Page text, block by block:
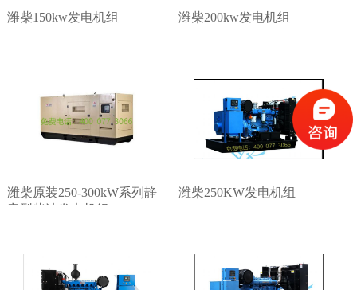
潍柴150kw发电机组 潍柴200kw发电机组
潍柴原装250-300kW系列静
音型柴油发电机组
潍柴250KW发电机组